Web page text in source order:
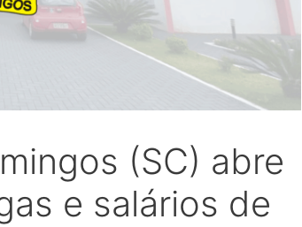
(SC) abre
e salários de